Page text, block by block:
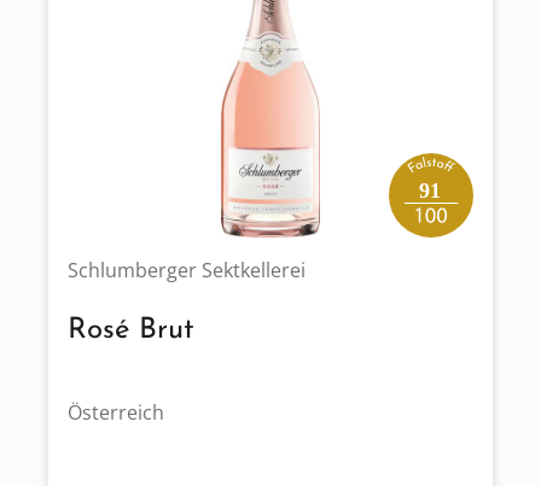
91
Schlumberger Sektkellerei
Rosé Brut
Österreich